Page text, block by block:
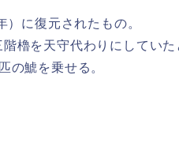
に復元されたもの。
櫓を天守代わりにしてい
の鯱を乗せる。